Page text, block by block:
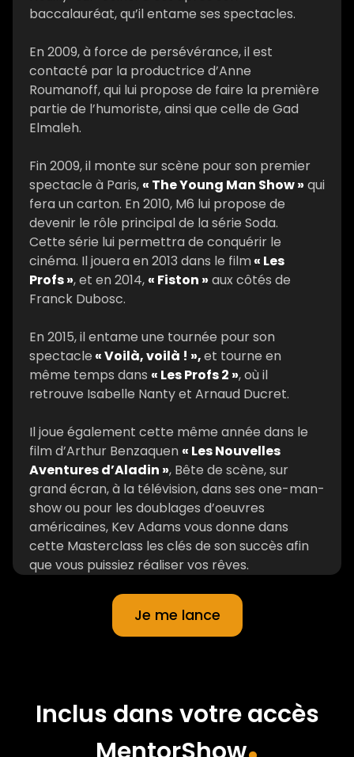
baccalauréat, qu’il entame ses spectacles.
En 2009, à force de persévérance, il est
contacté par la productrice d’Anne
Roumanoff, qui lui propose de faire la première
partie de l’humoriste, ainsi que celle de Gad
Elmaleh.
Fin 2009, il monte sur scène pour son premier
spectacle à Paris, « The Young Man Show » qui
fera un carton. En 2010, M6 lui propose de
devenir le rôle principal de la série Soda.
Cette série lui permettra de conquérir le
cinéma. Il jouera en 2013 dans le film « Les
Profs », et en 2014, « Fiston » aux côtés de
Franck Dubosc.
En 2015, il entame une tournée pour son
spectacle « Voilà, voilà ! »,et tourne en
même temps dans « Les Profs 2 », où il
retrouve Isabelle Nanty et Arnaud Ducret.
Il joue également cette même année dans le
film d’Arthur Benzaquen « Les Nouvelles
Aventures d’Aladin », Bête de scène, sur
grand écran, à la télévision, dans ses one-man-
show ou pour les doublages d’oeuvres
américaines, Kev Adams vous donne dans
cette Masterclass les clés de son succès afin
que vous puissiez réaliser vos rêves.
Je me lance
Inclus dans votre accès
.